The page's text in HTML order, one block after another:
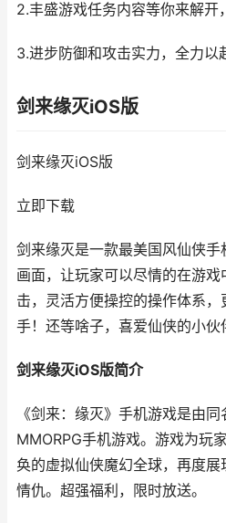
2.丰盛游戏任务内容等你来解开
3.进步防御和攻击实力，全力以
剑来缘灭iOS版
剑来缘灭iOS版
立即下载
剑来缘灭是一款最美国风仙侠
画面，让玩家可以尽情的在游
击，灵活方便操控的操作体系
手！还等啥子，喜爱仙侠的小伙
剑来缘灭iOS版简介
《剑来：缘灭》手机游戏是由
MMORPG手机游戏。游戏为玩
奂的虚拟仙侠魔幻全球，再度
情仇。超强福利，限时放送。